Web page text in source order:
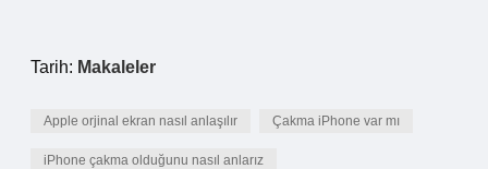
Tarih: Makaleler
Apple orjinal ekran nasıl anlaşılır Çakma iPhone var mı
iPhone çakma olduğunu nasıl anlarız